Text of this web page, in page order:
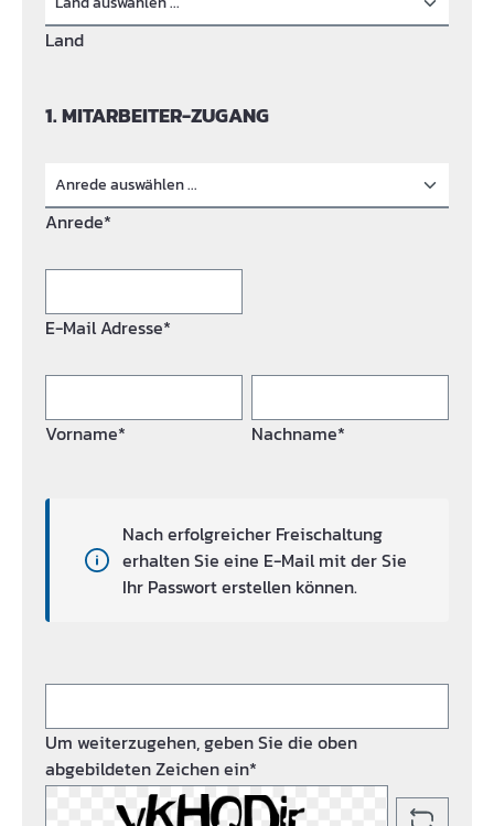
Land
1. MITARBEITER-ZUGANG
Anrede*
E-Mail Adresse*
Vorname* Nachname*
Nach erfolgreicher Freischaltung
erhalten Sie eine E-Mail mit der Sie
Ihr Passwort erstellen können.
Um weiterzugehen, geben Sie die oben
abgebildeten Zeichen ein*